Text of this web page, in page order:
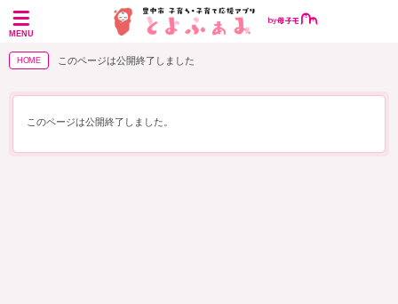
MENU
HOME このページは公開終了しました
このページは公開終了しました。